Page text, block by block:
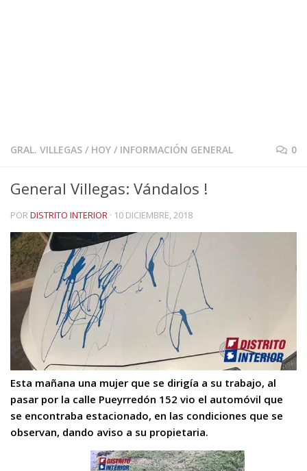
GRAL. VILLEGAS / HOY / INFORMACIÓN GENERAL 0
General Villegas: Vándalos !
PORDISTRITO INTERIOR · 10 DICIEMBRE, 2018
Esta mañana una mujer que se dirigía a su trabajo, al
pasar por la calle Pueyrredón 152 vio el automóvil que
se encontraba estacionado, en las condiciones que se
observan, dando aviso a su propietaria.